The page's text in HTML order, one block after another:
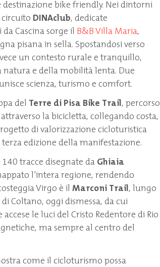
destinazione bike friendly. Nei dintorni
DINAclub, dedicate
Cascina sorge il B&B Villa Maria,
pisana in sella. Spostandosi verso
un contesto rurale e tranquillo,
natura e della mobilità lenta. Due
scienza, turismo e comfort.
del Terre di Pisa Bike Trail, percorso
la bicicletta, collegando costa,
di valorizzazione cicloturistica
edizione della manifestazione.
tracce disegnate da Ghiaia
l’intera regione, rendendo
Virgo è il Marconi Trail, lungo
Coltano, oggi dismessa, da cui
le luci del Cristo Redentore di Rio
ma sempre al centro del
come il cicloturismo possa